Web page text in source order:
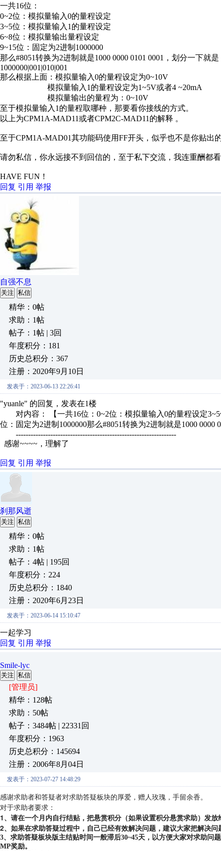
一共16位：
0~2位：模拟量输入0的量程设定
3~5位：模拟量输入1的量程设定
6~8位：模拟量输出量程设定
9~15位：固定为2进制1000000
那么#8051转换为2进制就是1000 0000 0101 0001，划分一下就是
1000000|001|010|001
那么根据上面：模拟量输入0的量程设定为0~10V
模拟量输入1的量程设定为1~5V或者4 ~20mA
模拟量输出的量程为：0~10V
至于模拟量输入1的量程取哪种，那要看你接线的方式。
以上为CPM1A-MAD11或者CPM2C-MAD11的解释 。
至于CPM1A-MAD01其功能码使用FF开头，似乎也不是你贴出
请勿私信，你永远接不到回信的，至于私下交流，我连重酬都
HAVE FUN！
回复 引用 举报
自强不息
关注 私信
精华：0帖
求助：1帖
帖子：1帖 | 3回
年度积分：181
历史总积分：367
注册：2020年9月10日
发表于：2023-06-13 22:26:41
"yuanle" 的回复，发表在1楼
对内容： 【一共16位：0~2位：模拟量输入0的量程设定3~5
位：固定为2进制1000000那么#8051转换为2进制就是1000 0000
-----------------------------------------------------------------
感谢~~~~，理解了
回复 引用 举报
刹那风逝
关注 私信
精华：0帖
求助：1帖
帖子：4帖 | 195回
年度积分：224
历史总积分：1840
注册：2020年6月23日
发表于：2023-06-14 15:10:47
一起学习
回复 引用 举报
Smile-lyc
关注 私信
[管理员]
精华：128帖
求助：50帖
帖子：3484帖 | 22331回
年度积分：1963
历史总积分：145694
注册：2006年8月04日
发表于：2023-07-27 14:48:29
感谢求助者和答疑者对求助答疑板块的厚爱，赠人玫瑰，手留余香。
对于求助者要求：
1、请在一个月内自行结贴，把悬赏积分（如果设置积分悬赏求助）发放
2、如果在求助答疑过程中，自己已经有效解决问题，建议大家把解决
3、求助答疑板块版主结贴时间一般滞后30~45天，以方便大家对求助
MP奖励。